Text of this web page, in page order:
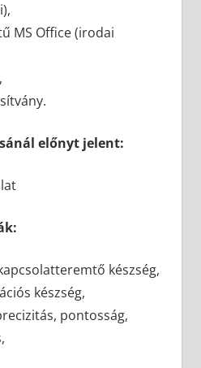
MS Office (irodai
előnyt jelent:
készség,
készség,
pontosság,